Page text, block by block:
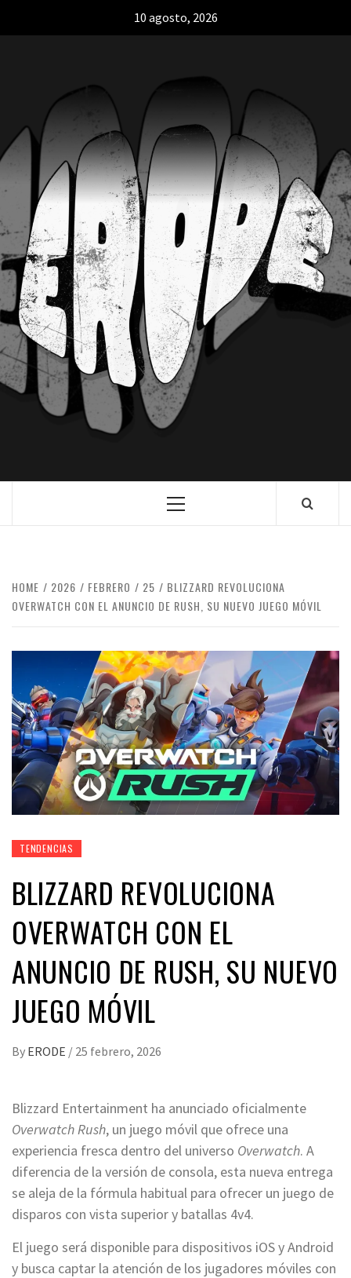
10 agosto, 2026
HOME 2026 FEBRERO 25
BLIZZARD REVOLUCIONA
OVERWATCH CON EL ANUNCIO DE RUSH, SU NUEVO JUEGO MÓVIL
TENDENCIAS
BLIZZARD REVOLUCIONA
OVERWATCH CON EL
ANUNCIO DE RUSH, SU NUEVO
JUEGO MÓVIL
By ERODE / 25 febrero, 2026
Blizzard Entertainment ha anunciado oficialmente
Overwatch Rush, un juego móvil que ofrece una
experiencia fresca dentro del universo Overwatch. A
diferencia de la versión de consola, esta nueva entrega
se aleja de la fórmula habitual para ofrecer un juego de
disparos con vista superior y batallas 4v4.
El juego será disponible para dispositivos iOS y Android
y busca captar la atención de los jugadores móviles con